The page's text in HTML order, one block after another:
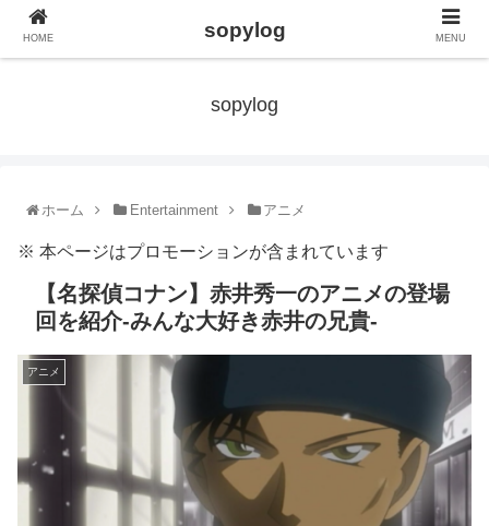
sopylog
ホーム Entertainment アニメ
※ 本ページはプロモーションが含まれています
【名探偵コナン】赤井秀一のアニメの登場
回を紹介-みんな大好き赤井の兄貴-
アニメ
HOME sopylog MENU